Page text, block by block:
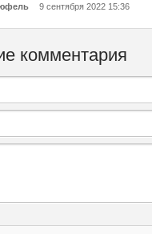
9 сентября 2022 15:36
комментария